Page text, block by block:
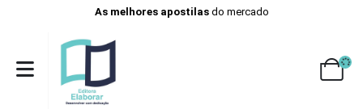
As melhores apostilasdo mercado